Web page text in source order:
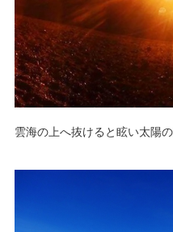
雲海の上へ抜けると眩い太陽